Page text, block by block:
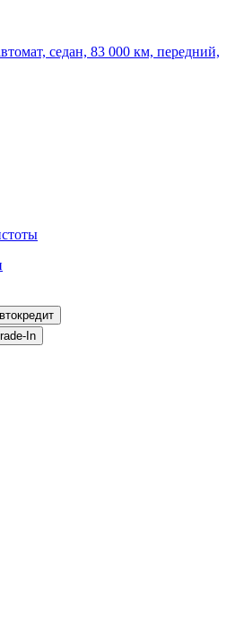
седан, 83 000 км, передний,
автокредит
Trade-In